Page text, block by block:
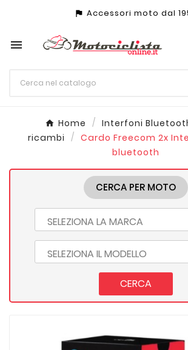
assistant_photo Accessori moto dal

Home
Interfoni
ricambi
Cardo Freecom 2x
bluetooth
CERCA PER MOTO
CERCA